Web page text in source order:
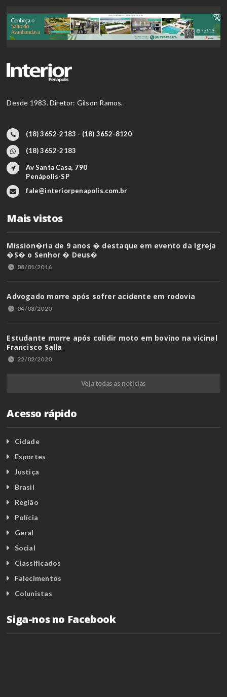
Desde 1983. Diretor: Gilson Ramos.
(18) 3652-2183 - (18) 3652-8120
(18) 3652-2183
Av Santa Casa, 790
Penápolis-SP
fale@interiorpenapolis.com.br
Mais vistos
Mission�ria de 9 anos � destaque em evento da Igreja
�S� o Senhor � Deus�
08/01/2016
Advogado morre após sofrer acidente em rodovia
04/03/2020
Estudante morre após colidir moto em bovino na vicinal
Francisco Salla
22/02/2020
Veja todas as notícias
Acesso rápido
Cidade
Esportes
Justiça
Brasil
Região
Polícia
Geral
Social
Classificados
Falecimentos
Colunistas
Siga-nos no Facebook